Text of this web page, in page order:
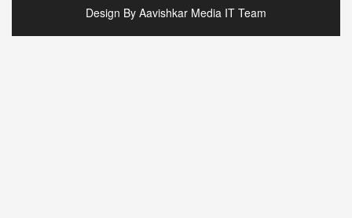
Design By Aavishkar Media IT Team